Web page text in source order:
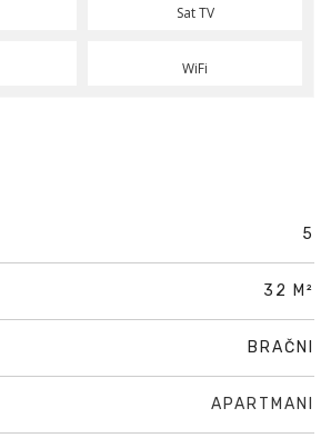
Sat TV
WiFi
5
32 M²
BRAČNI
APARTMANI